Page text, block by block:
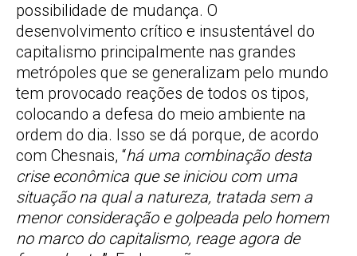
possibilidade de mudança. O
desenvolvimento crítico e insustentável do
capitalismo principalmente nas grandes
metrópoles que se generalizam pelo mundo
tem provocado reações de todos os tipos,
colocando a defesa do meio ambiente na
ordem do dia. Isso se dá porque, de acordo
com Chesnais, “há uma combinação desta
crise econômica que se iniciou com uma
situação na qual a natureza, tratada sem a
menor consideração e golpeada pelo homem
no marco do capitalismo, reage agora de